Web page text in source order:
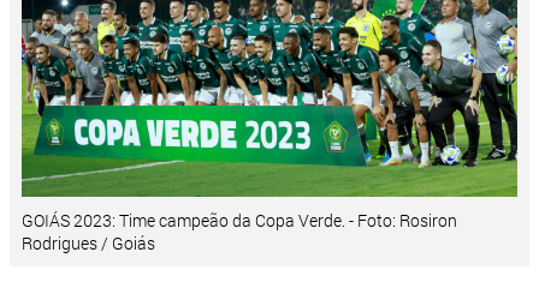
GOIÁS 2023: Time campeão da Copa Verde. - Foto: Rosiron
Rodrigues / Goiás